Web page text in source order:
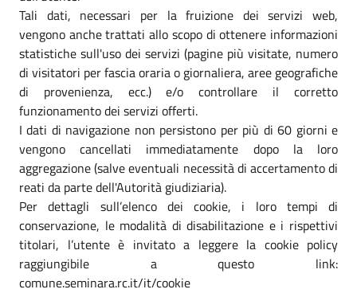
Tali dati, necessari per la fruizione dei servizi web,
vengono anche trattati allo scopo di ottenere informazioni
statistiche sull'uso dei servizi (pagine più visitate, numero
di visitatori per fascia oraria o giornaliera, aree geografiche
di provenienza, ecc.) e/o controllare il corretto
funzionamento dei servizi offerti.
I dati di navigazione non persistono per più di 60 giorni e
vengono cancellati immediatamente dopo la loro
aggregazione (salve eventuali necessità di accertamento di
reati da parte dell'Autorità giudiziaria).
Per dettagli sull’elenco dei cookie, i loro tempi di
conservazione, le modalità di disabilitazione e i rispettivi
titolari, l’utente è invitato a leggere la cookie policy
raggiungibile a questo link:
comune.seminara.rc.it/it/cookie